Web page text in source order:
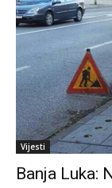
Vijesti
Banja Luka: